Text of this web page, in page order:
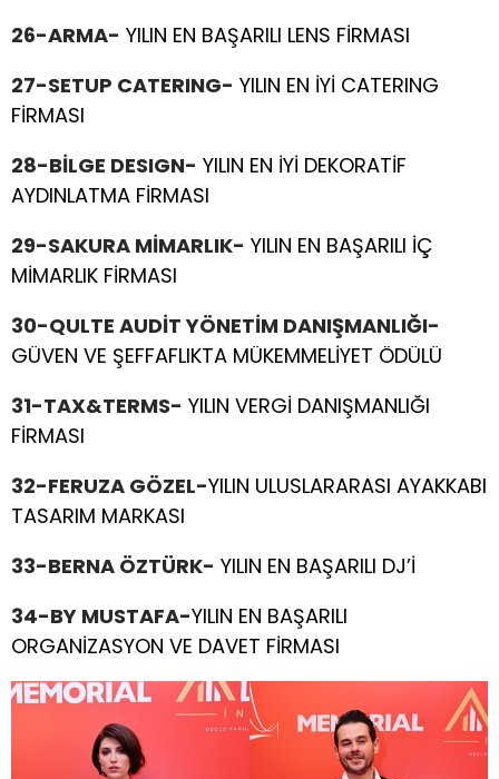
26-ARMA- YILIN EN BAŞARILI LENS FİRMASI
27-SETUP CATERING- YILIN EN İYİ CATERING
FİRMASI
28-BİLGE DESIGN- YILIN EN İYİ DEKORATİF
AYDINLATMA FİRMASI
29-SAKURA MİMARLIK- YILIN EN BAŞARILI İÇ
MİMARLIK FİRMASI
30-QULTE AUDİT YÖNETİM DANIŞMANLIĞI-
GÜVEN VE ŞEFFAFLIKTA MÜKEMMELİYET ÖDÜLÜ
31-TAX&TERMS- YILIN VERGİ DANIŞMANLIĞI
FİRMASI
32-FERUZA GÖZEL-YILIN ULUSLARARASI AYAKKABI
TASARIM MARKASI
33-BERNA ÖZTÜRK- YILIN EN BAŞARILI DJ’İ
34-BY MUSTAFA-YILIN EN BAŞARILI
ORGANİZASYON VE DAVET FİRMASI